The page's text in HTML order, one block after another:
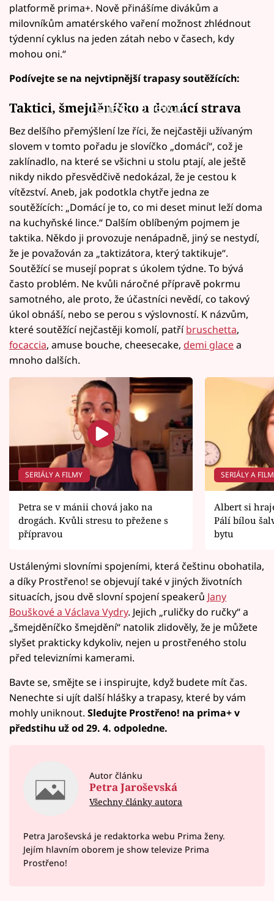
platformě prima+. Nově přinášíme divákům a
milovníkům amatérského vaření možnost zhlédnout
týdenní cyklus na jeden zátah nebo v časech, kdy
mohou oni.“
Podívejte se na nejvtipnější trapasy soutěžících:
Failed to fetch
Taktici, šmejděníčko a domácí strava
Bez delšího přemýšlení lze říci, že nejčastěji užívaným
slovem v tomto pořadu je slovíčko „domácí“, což je
zaklínadlo, na které se všichni u stolu ptají, ale ještě
nikdy nikdo přesvědčivě nedokázal, že je cestou k
vítězství. Aneb, jak podotkla chytře jedna ze
soutěžících: „Domácí je to, co mi deset minut leží doma
na kuchyňské lince.“ Dalším oblíbeným pojmem je
taktika. Někdo ji provozuje nenápadně, jiný se nestydí,
že je považován za „taktizátora, který taktikuje“.
Soutěžící se musejí poprat s úkolem týdne. To bývá
často problém. Ne kvůli náročné přípravě pokrmu
samotného, ale proto, že účastníci nevědí, co takový
úkol obnáší, nebo se perou s výslovností. K názvům,
které soutěžící nejčastěji komolí, patříbruschetta,
focaccia, amuse bouche, cheesecake, demi glacea
mnoho dalších.
SERIÁLY A FILMY
Petra se v mánii chová jako na
drogách. Kvůli stresu to přežene s
přípravou
SERIÁLY A
Albert si
Pálí bílou
bytu
Ustálenými slovními spojeními, která češtinu obohatila,
a díky Prostřeno! se objevují také v jiných životních
situacích, jsou dvě slovní spojení speakerů Jany
Bouškové a Václava Vydry. Jejich „ruličky do ručky“ a
„šmejděníčko šmejdění“ natolik zlidověly, že je můžete
slyšet prakticky kdykoliv, nejen u prostřeného stolu
před televizními kamerami.
Bavte se, smějte se i inspirujte, když budete mít čas.
Nenechte si ujít další hlášky a trapasy, které by vám
mohly uniknout. Sledujte Prostřeno! na prima+ v
předstihu už od 29. 4. odpoledne.
Autor článku
Petra Jaroševská
Všechny články autora
Petra Jaroševská je redaktorka webu Prima ženy.
Jejím hlavním oborem je show televize Prima
Prostřeno!